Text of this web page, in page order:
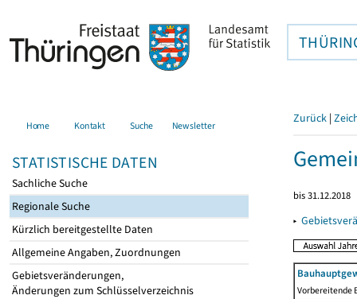
Home Kontakt Suche Newsletter
STATISTISCHE DATEN
Sachliche Suche
Regionale Suche
Kürzlich bereitgestellte Daten
Allgemeine Angaben, Zuordnungen
Gebietsveränderungen,
Änderungen zum Schlüsselverzeichnis
Zurück |
bis 31.12.2018
▸
Vorbereitende